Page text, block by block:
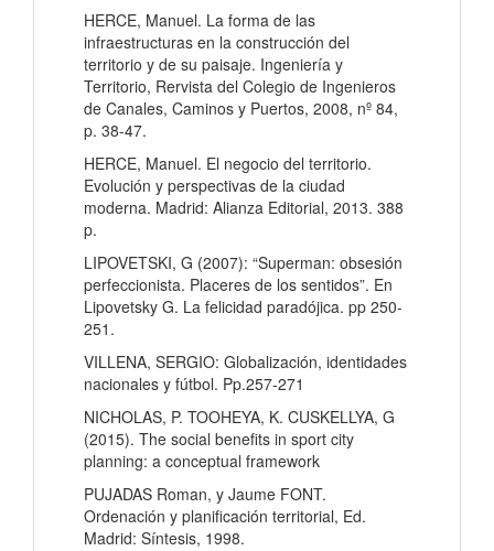
HERCE, Manuel. La forma de las
infraestructuras en la construcción del
territorio y de su paisaje. Ingeniería y
Territorio, Rervista del Colegio de Ingenieros
de Canales, Caminos y Puertos, 2008, nº 84,
p. 38-47.
HERCE, Manuel. El negocio del territorio.
Evolución y perspectivas de la ciudad
moderna. Madrid: Alianza Editorial, 2013. 388
p.
LIPOVETSKI, G (2007): “Superman: obsesión
perfeccionista. Placeres de los sentidos”. En
Lipovetsky G. La felicidad paradójica. pp 250-
251.
VILLENA, SERGIO: Globalización, identidades
nacionales y fútbol. Pp.257-271
NICHOLAS, P. TOOHEYA, K. CUSKELLYA, G
(2015). The social benefits in sport city
planning: a conceptual framework
PUJADAS Roman, y Jaume FONT.
Ordenación y planificación territorial, Ed.
Madrid: Síntesis, 1998.